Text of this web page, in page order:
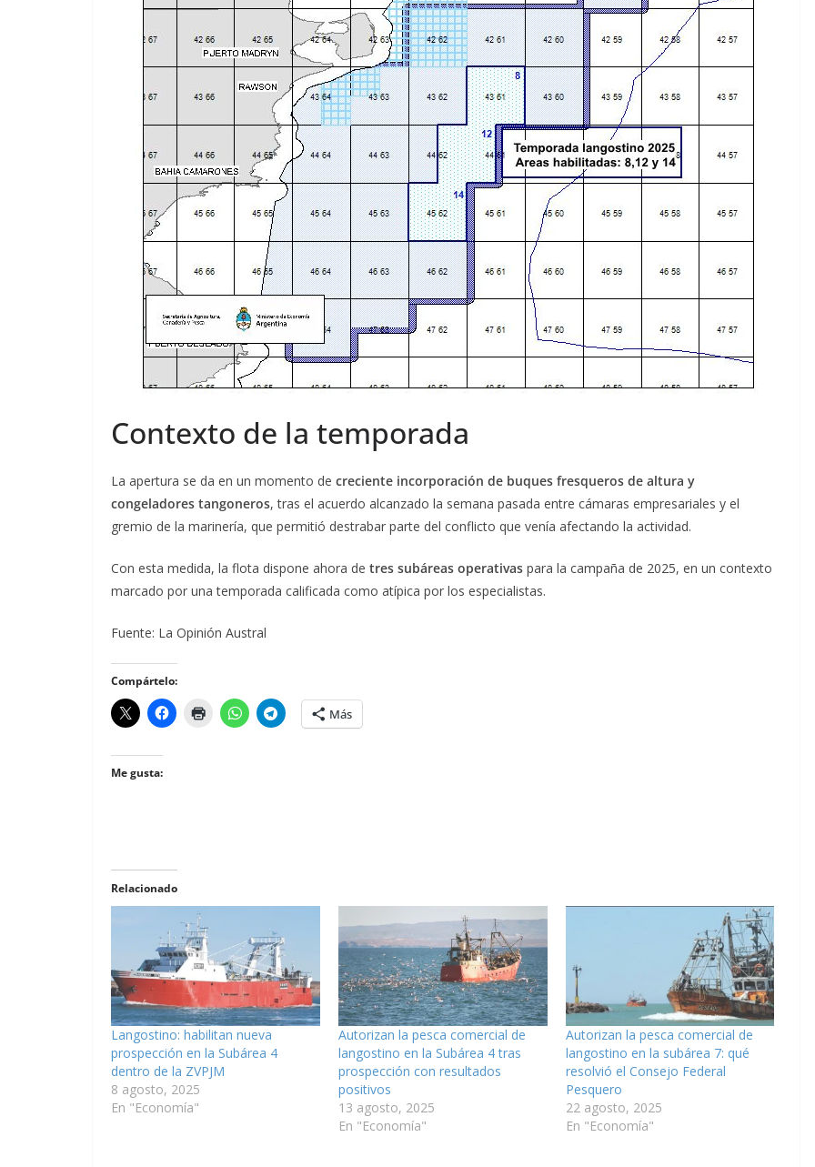
Contexto de la temporada
La apertura se da en un momento de creciente incorporación de buques fresqueros de altura y
congeladores tangoneros, tras el acuerdo alcanzado la semana pasada entre cámaras empresariales y el
gremio de la marinería, que permitió destrabar parte del conflicto que venía afectando la actividad.
Con esta medida, la flota dispone ahora de tres subáreas operativas para la campaña de 2025, en un contexto
marcado por una temporada calificada como atípica por los especialistas.
Fuente: La Opinión Austral
Compártelo:
Más
Me gusta:
Relacionado
Langostino: habilitan nueva
prospección en la Subárea 4
dentro de la ZVPJM
8 agosto, 2025
En "Economía"
Autorizan la pesca comercial de
langostino en la Subárea 4 tras
prospección con resultados
positivos
13 agosto, 2025
En "Economía"
Autorizan la pesca comercial de
langostino en la subárea 7: qué
resolvió el Consejo Federal
Pesquero
22 agosto, 2025
En "Economía"